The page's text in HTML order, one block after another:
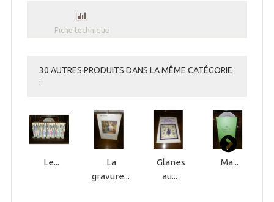
Fiche technique
30 AUTRES PRODUITS DANS LA MÊME CATÉGORIE
:
Le...
La
gravure...
Glanes
au...
Ma...